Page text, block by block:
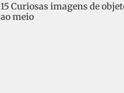
15 Curiosas imagens de
ao meio